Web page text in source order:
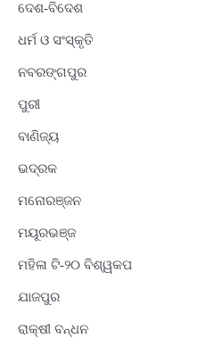
ଦେଶ-ବିଦେଶ
ଧର୍ମ ଓ ସଂସ୍କୃତି
ନବରଙ୍ଗପୁର
ପୁରୀ
ବାଣିଜ୍ୟ
ଭଦ୍ରକ
ମନୋରଞ୍ଜନ
ମୟୂରଭଞ୍ଜ
ମହିଳା ଟି-୨୦ ବିଶ୍ୱକପ
ଯାଜପୁର
ରାକ୍ଷୀ ବନ୍ଧନ